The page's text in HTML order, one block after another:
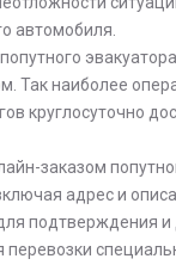
автомобиля.
Так наиболее
круглосуточно
заказом
адрес и
подтверждения